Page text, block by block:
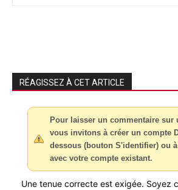
RÉAGISSEZ À CET ARTICLE
Pour laisser un commentaire sur
vous invitons à créer un compte
dessous (bouton S'identifier) ou
avec votre compte existant.
Une tenue correcte est exigée. Soyez